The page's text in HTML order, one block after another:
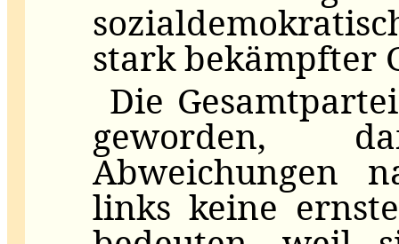
stark bekämpfter
Die
geworden,
Abweichungen
links keine